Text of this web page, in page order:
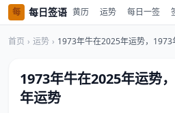
每 每日签语 黄历 运势 每日一签
首页 › 运势 › 1973年牛在2025年运势，1973
1973年牛在2025年运势
年运势